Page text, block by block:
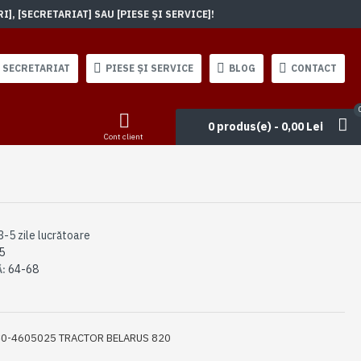
[SECRETARIAT] SAU [PIESE ȘI SERVICE]!
SECRETARIAT PIESE ȘI SERVICE BLOG CONTACT
Cont client
0 produs(e) - 0,00 Lei
4605025 TRACTOR BELARUS 820
5 zile lucrătoare
64-68